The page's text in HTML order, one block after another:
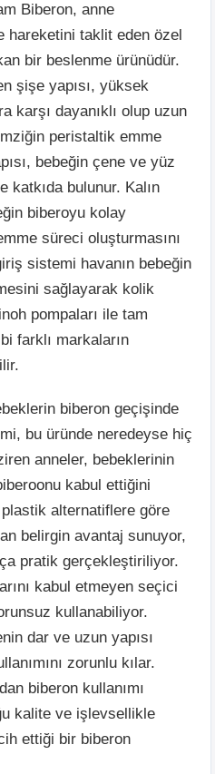
Biberon, anne
hareketini taklit eden özel
bir beslenme ürünüdür.
şişe yapısı, yüksek
karşı dayanıklı olup uzun
peristaltik emme
bebeğin çene ve yüz
katkıda bulunur. Kalın
biberoyu kolay
süreci oluşturmasını
sistemi havanın bebeğin
sağlayarak kolik
pompaları ile tam
farklı markaların
biberon geçişinde
bu üründe neredeyse hiç
anneler, bebeklerinin
kabul ettiğini
alternatiflere göre
belirgin avantaj sunuyor,
pratik gerçekleştiriliyor.
kabul etmeyen seçici
kullanabiliyor.
dar ve uzun yapısı
zorunlu kılar.
biberon kullanımı
kalite ve işlevsellikle
ettiği bir biberon